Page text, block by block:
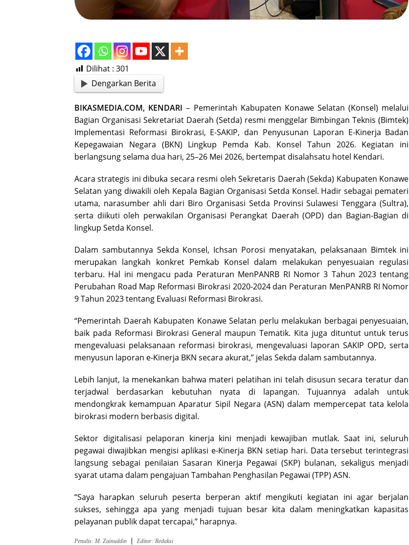
Dilihat : 301
Dengarkan Berita
BIKASMEDIA.COM, KENDARI – Pemerintah Kabupaten Konawe Selatan (Konsel) melalui
Bagian Organisasi Sekretariat Daerah (Setda) resmi menggelar Bimbingan Teknis (Bimtek)
Implementasi Reformasi Birokrasi, E-SAKIP, dan Penyusunan Laporan E-Kinerja Badan
Kepegawaian Negara (BKN) Lingkup Pemda Kab. Konsel Tahun 2026. Kegiatan ini
berlangsung selama dua hari, 25–26 Mei 2026, bertempat disalahsatu hotel Kendari.
Acara strategis ini dibuka secara resmi oleh Sekretaris Daerah (Sekda) Kabupaten Konawe
Selatan yang diwakili oleh Kepala Bagian Organisasi Setda Konsel. Hadir sebagai pemateri
utama, narasumber ahli dari Biro Organisasi Setda Provinsi Sulawesi Tenggara (Sultra),
serta diikuti oleh perwakilan Organisasi Perangkat Daerah (OPD) dan Bagian-Bagian di
lingkup Setda Konsel.
Dalam sambutannya Sekda Konsel, Ichsan Porosi menyatakan, pelaksanaan Bimtek ini
merupakan langkah konkret Pemkab Konsel dalam melakukan penyesuaian regulasi
terbaru. Hal ini mengacu pada Peraturan MenPANRB RI Nomor 3 Tahun 2023 tentang
Perubahan Road Map Reformasi Birokrasi 2020-2024 dan Peraturan MenPANRB RI Nomor
9 Tahun 2023 tentang Evaluasi Reformasi Birokrasi.
“Pemerintah Daerah Kabupaten Konawe Selatan perlu melakukan berbagai penyesuaian,
baik pada Reformasi Birokrasi General maupun Tematik. Kita juga dituntut untuk terus
mengevaluasi pelaksanaan reformasi birokrasi, mengevaluasi laporan SAKIP OPD, serta
menyusun laporan e-Kinerja BKN secara akurat,” jelas Sekda dalam sambutannya.
Lebih lanjut, Ia menekankan bahwa materi pelatihan ini telah disusun secara teratur dan
terjadwal berdasarkan kebutuhan nyata di lapangan. Tujuannya adalah untuk
mendongkrak kemampuan Aparatur Sipil Negara (ASN) dalam mempercepat tata kelola
birokrasi modern berbasis digital.
Sektor digitalisasi pelaporan kinerja kini menjadi kewajiban mutlak. Saat ini, seluruh
pegawai diwajibkan mengisi aplikasi e-Kinerja BKN setiap hari. Data tersebut terintegrasi
langsung sebagai penilaian Sasaran Kinerja Pegawai (SKP) bulanan, sekaligus menjadi
syarat utama dalam pengajuan Tambahan Penghasilan Pegawai (TPP) ASN.
“Saya harapkan seluruh peserta berperan aktif mengikuti kegiatan ini agar berjalan
sukses, sehingga apa yang menjadi tujuan besar kita dalam meningkatkan kapasitas
pelayanan publik dapat tercapai,” harapnya.
Penulis: M. Zainuddin Editor: Redaksi